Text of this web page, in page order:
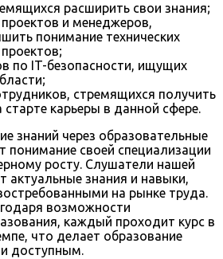
расширить свои знания;
и менеджеров,
понимание технических
по IT-безопасности, ищущих
стремящихся получить
старте карьеры в данной сфере.
знаний через образовательные
понимание своей специализации
росту. Слушатели нашей
знания и навыки,
на рынке труда.
возможности
каждый проходит курс в
что делает образование
доступным.